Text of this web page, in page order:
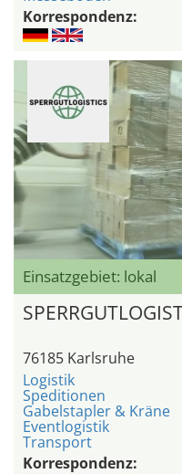
Korrespondenz:
Einsatzgebiet: lokal
76185 Karlsruhe
Logistik
Speditionen
Gabelstapler & Kräne
Eventlogistik
Transport
Korrespondenz: